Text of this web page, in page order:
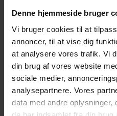
Denne hjemmeside bruger
Vi bruger cookies til at
annoncer, til at vise dig
at analysere vores trafik. Vi
din brug af vores website
sociale medier,
analysepartnere. Vores
data med andre oplysninger,
May - June 2022
January - February 2022
September - October 2021